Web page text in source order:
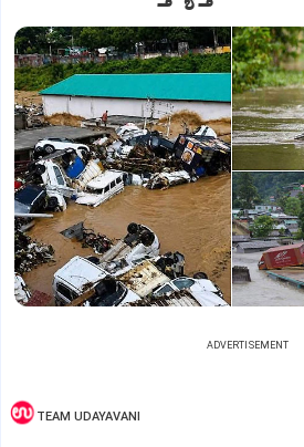
ADVERTISEMENT
TEAM UDAYAVANI